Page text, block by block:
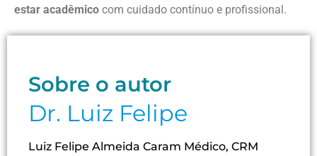
estar acadêmico com cuidado contínuo e profissional.
Sobre o autor
Dr. Luiz Felipe
Luiz Felipe Almeida Caram Médico, CRM